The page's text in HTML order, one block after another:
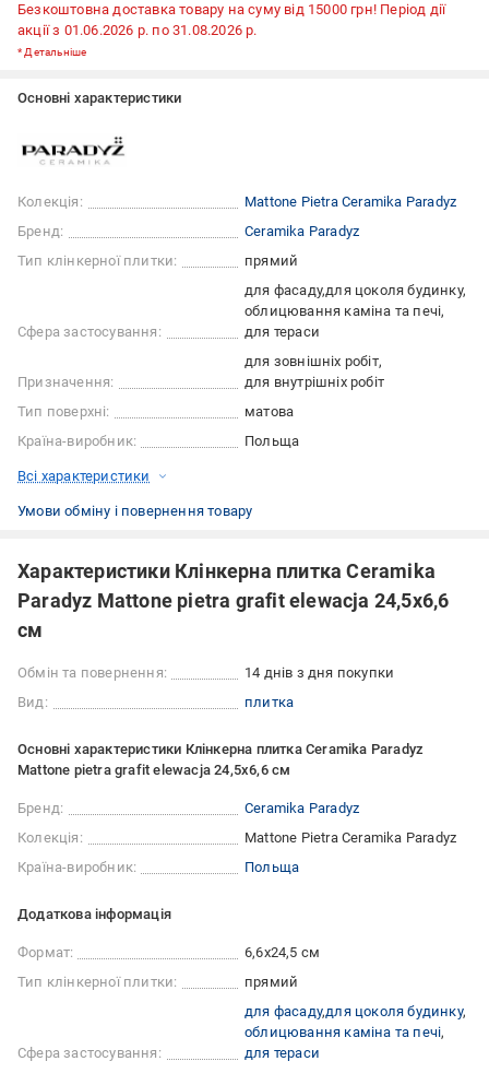
Безкоштовна доставка товару на суму від 15000 грн! Період дії
акції з 01.06.2026 р. по 31.08.2026 р.
*Детальніше
Основні характеристики
Колекція:
Mattone Pietra Ceramika Paradyz
Бренд:
Ceramika Paradyz
Тип клінкерної плитки:
прямий
Сфера застосування:
для фасаду для цоколя будинку
облицювання каміна та печі
для тераси
Призначення:
для зовнішніх робіт
для внутрішніх робіт
Тип поверхні:
матова
Країна-виробник:
Польща
Всі характеристики
Умови обміну і повернення товару
Характеристики Клінкерна плитка Ceramika
Paradyz Mattone pietra grafit elewacja 24,5x6,6
см
Обмін та повернення:
14 днів з дня покупки
Вид:
плитка
Основні характеристики Клінкерна плитка Ceramika Paradyz
Mattone pietra grafit elewacja 24,5x6,6 см
Бренд:
Ceramika Paradyz
Колекція:
Mattone Pietra Ceramika Paradyz
Країна-виробник:
Польща
Додаткова інформація
Формат:
6,6x24,5 см
Тип клінкерної плитки:
прямий
Сфера застосування:
для фасаду для цоколя будинку
облицювання каміна та печі
для тераси